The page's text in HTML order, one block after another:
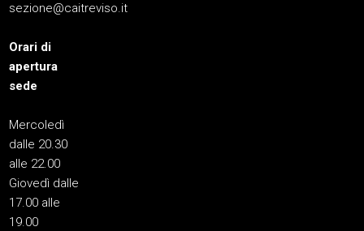
sezione@caitreviso.it
Orari di
apertura
sede
Mercoledì
dalle 20.30
alle 22.00
Giovedì dalle
17.00 alle
19.00